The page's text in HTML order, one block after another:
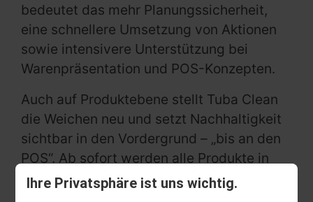
Ihre Privatsphäre ist uns wichtig.
bedeutet das mehr Planungssicherheit,
eine schnellere Umsetzung von Aktionen
sowie intensivere Unterstützung bei
Warenpräsentation und POS-Konzepten.
Auch auf Produktebene stellt Tuba Clean
die Weichen neu und setzt Nachhaltigkeit
sichtbar in den Vordergrund – „bis an den
POS“. Ab sofort werden alle Produkte in
Rezyklat-Flaschen angeboten. Damit wird